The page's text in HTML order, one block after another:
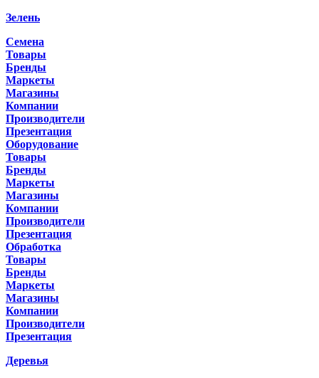
Зелень
Семена
Товары
Бренды
Маркеты
Магазины
Компании
Производители
Презентация
Оборудование
Товары
Бренды
Маркеты
Магазины
Компании
Производители
Презентация
Обработка
Товары
Бренды
Маркеты
Магазины
Компании
Производители
Презентация
Деревья